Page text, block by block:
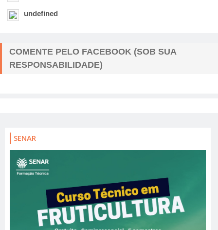
undefined
COMENTE PELO FACEBOOK (SOB SUA
RESPONSABILIDADE)
SENAR